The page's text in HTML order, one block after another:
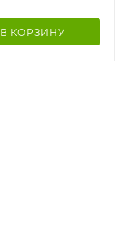
В КОРЗИНУ